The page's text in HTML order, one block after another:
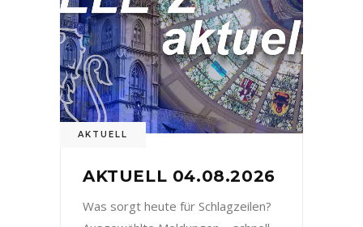
AKTUELL
AKTUELL 04.08.2026
Was sorgt heute für Schlagzeilen?